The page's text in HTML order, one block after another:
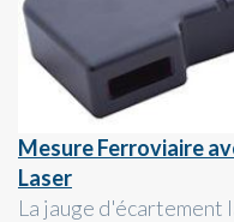
Mesure Ferroviaire
Laser
La jauge d'écartement